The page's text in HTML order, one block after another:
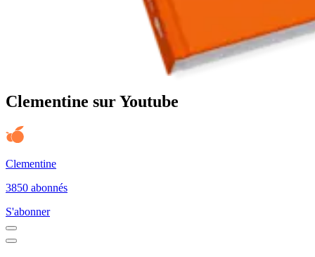
Clementine sur Youtube
Clementine
3850 abonnés
S'abonner